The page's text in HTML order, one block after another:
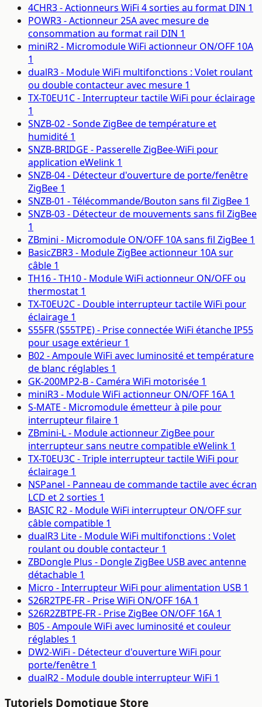
4CHR3 - Actionneurs WiFi 4 sorties au format DIN 1
POWR3 - Actionneur 25A avec mesure de
consommation au format rail DIN 1
miniR2 - Micromodule WiFi actionneur ON/OFF 10A
1
dualR3 - Module WiFi multifonctions : Volet roulant
ou double contacteur avec mesure 1
TX-T0EU1C - Interrupteur tactile WiFi pour éclairage
1
SNZB-02 - Sonde ZigBee de température et
humidité 1
SNZB-BRIDGE - Passerelle ZigBee-WiFi pour
application eWelink 1
SNZB-04 - Détecteur d'ouverture de porte/fenêtre
ZigBee 1
SNZB-01 - Télécommande/Bouton sans fil ZigBee 1
SNZB-03 - Détecteur de mouvements sans fil ZigBee
1
ZBmini - Micromodule ON/OFF 10A sans fil ZigBee 1
BasicZBR3 - Module ZigBee actionneur 10A sur
câble 1
TH16 - TH10 - Module WiFi actionneur ON/OFF ou
thermostat 1
TX-T0EU2C - Double interrupteur tactile WiFi pour
éclairage 1
S55FR (S55TPE) - Prise connectée WiFi étanche IP55
pour usage extérieur 1
B02 - Ampoule WiFi avec luminosité et température
de blanc réglables 1
GK-200MP2-B - Caméra WiFi motorisée 1
miniR3 - Module WiFi actionneur ON/OFF 16A 1
S-MATE - Micromodule émetteur à pile pour
interrupteur filaire 1
ZBmini-L - Module actionneur ZigBee pour
interrupteur sans neutre compatible eWelink 1
TX-T0EU3C - Triple interrupteur tactile WiFi pour
éclairage 1
NSPanel - Panneau de commande tactile avec écran
LCD et 2 sorties 1
BASIC R2 - Module WiFi interrupteur ON/OFF sur
câble compatible 1
dualR3 Lite - Module WiFi multifonctions : Volet
roulant ou double contacteur 1
ZBDongle Plus - Dongle ZigBee USB avec antenne
détachable 1
Micro - Interrupteur WiFi pour alimentation USB 1
S26R2TPE-FR - Prise WiFi ON/OFF 16A 1
S26R2ZBTPE-FR - Prise ZigBee ON/OFF 16A 1
B05 - Ampoule WiFi avec luminosité et couleur
réglables 1
DW2-WiFi - Détecteur d'ouverture WiFi pour
porte/fenêtre 1
dualR2 - Module double interrupteur WiFi 1
Tutoriels Domotique Store